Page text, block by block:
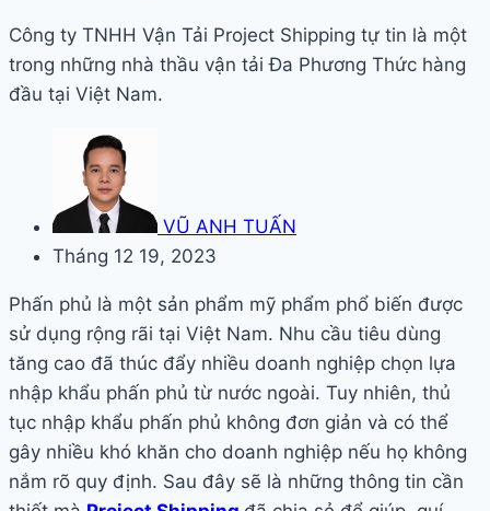
Công ty TNHH Vận Tải Project Shipping tự tin là một
trong những nhà thầu vận tải Đa Phương Thức hàng
đầu tại Việt Nam.
VŨ ANH TUẤN
Tháng 12 19, 2023
Phấn phủ là một sản phẩm mỹ phẩm phổ biến được
sử dụng rộng rãi tại Việt Nam. Nhu cầu tiêu dùng
tăng cao đã thúc đẩy nhiều doanh nghiệp chọn lựa
nhập khẩu phấn phủ từ nước ngoài. Tuy nhiên, thủ
tục nhập khẩu phấn phủ không đơn giản và có thể
gây nhiều khó khăn cho doanh nghiệp nếu họ không
nắm rõ quy định. Sau đây sẽ là những thông tin cần